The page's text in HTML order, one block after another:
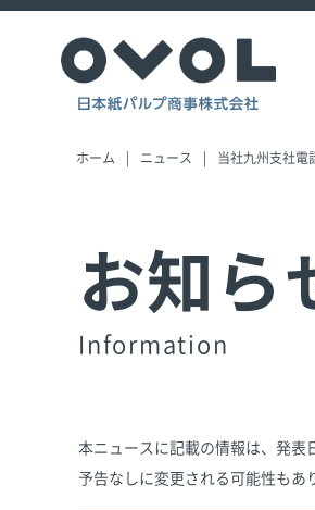
ホーム ニュース 当社九州支社電
お知ら
Information
本ニュースに記載の情報は、発表
予告なしに変更される可能性もあ